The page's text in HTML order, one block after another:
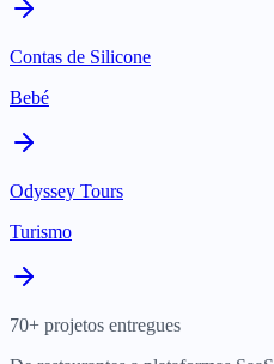
Contas de Silicone
Bebé
Odyssey Tours
Turismo
70+ projetos entregues